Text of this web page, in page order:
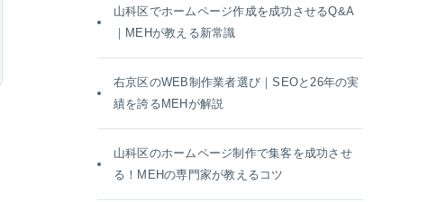
山科区でホームページ作成を成功させるQ&A
｜MEHが教える新常識
右京区のWEB制作業者選び｜SEOと26年の実
績を誇るMEHが解説
山科区のホームページ制作で集客を成功させ
る！MEHの専門家が教えるコツ